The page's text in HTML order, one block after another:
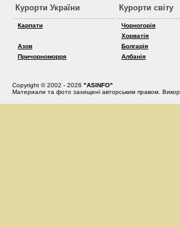
Курорти України
Карпати
Азов
Причорноморря
Курорти світу
Чорногорія
Хорватія
Болгарія
Албанія
Copyright © 2002 - 2026 "ASINFO"
Материали та фото захищені авторським правом.